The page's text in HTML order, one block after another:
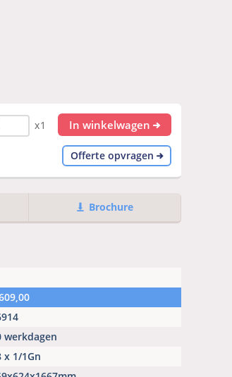
x1 In winkelwagen
Offerte opvragen
Brochure
werkdagen
x 1/1Gn